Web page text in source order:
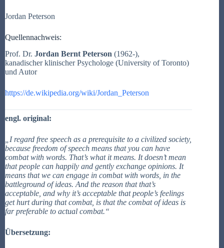
Jordan Peterson
Quellennachweis:
Prof. Dr. Jordan Bernt Peterson (1962-),
kanadischer klinischer Psychologe (University of Toronto)
und Autor
https://de.wikipedia.org/wiki/Jordan_Peterson
engl. original:
„I regard free speech as a prerequisite to a civilized society,
because freedom of speech means that you can have
combat with words. That’s what it means. It doesn’t mean
that people can happily and gently exchange opinions. It
means that we can engage in combat with words, in the
battleground of ideas. And the reason that that’s
acceptable, and why it’s acceptable that people’s feelings
get hurt during that combat, is that the combat of ideas is
far preferable to actual combat.“
Übersetzung: